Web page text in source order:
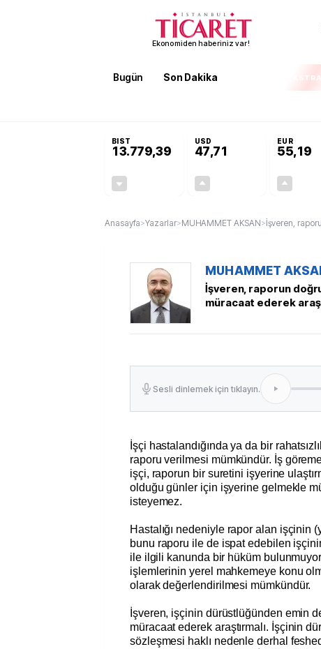
Ekonomiden haberiniz var!
Bugün Son Dakika EKSTRA
BIST
13.779,39
USD
47,71
EUR
55,19
Anasayfa>Yazarlar>MUHAMMET AKSAN>İşveren,
MUHAMMET
İşveren, raporun
müracaat ederek
Sesli dinlemek için tıklayın.
İşçi hastalandığında ya da bir
raporu verilmesi mümkündür. İş
işçi, raporun bir suretini işyerine
olduğu günler için işyerine gelmekle
isteyemez.
Hastalığı nedeniyle rapor alan işçinin
bunu raporu ile de ispat edebilen
ile ilgili kanunda bir hüküm
işlemlerinin yerel mahkemeye konu
olarak değerlendirilmesi mümkündür.
İşveren, işçinin dürüstlüğünden emin
müracaat ederek araştırmalı. İşçinin
sözleşmesi haklı nedenle derhal